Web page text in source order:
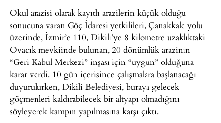
Okul arazisi olarak kayıtlı arazilerin küçük olduğu
sonucuna varan Göç İdaresi yetkilileri, Çanakkale yolu
üzerinde, İzmir’e 110, Dikili’ye 8 kilometre uzaklıktaki
Ovacık mevkiinde bulunan, 20 dönümlük arazinin
“Geri Kabul Merkezi” inşası için “uygun” olduğuna
karar verdi. 10 gün içerisinde çalışmalara başlanacağı
duyurulurken, Dikili Belediyesi, buraya gelecek
göçmenleri kaldırabilecek bir altyapı olmadığını
söyleyerek kampın yapılmasına karşı çıktı.